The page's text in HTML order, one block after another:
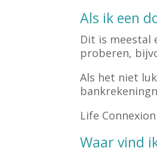
Als ik een
Dit is meestal
proberen,
Als het niet
Life
Waar vind